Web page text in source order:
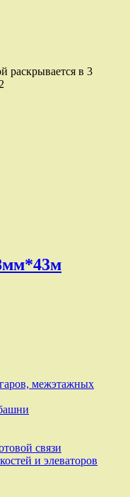
раскрывается в 3
межэтажных
связи
и элеваторов